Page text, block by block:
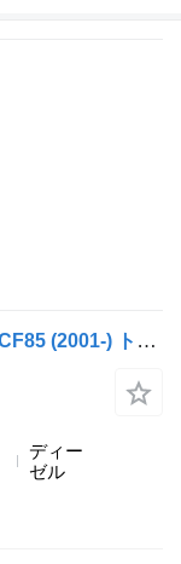
DAF LF45, LF55, LF180, CF65, CF75, CF85 (2001-) トラクタートラックのためのBehr LF180 (01.13-) AB175000P エアコンホース
ディー
ゼル